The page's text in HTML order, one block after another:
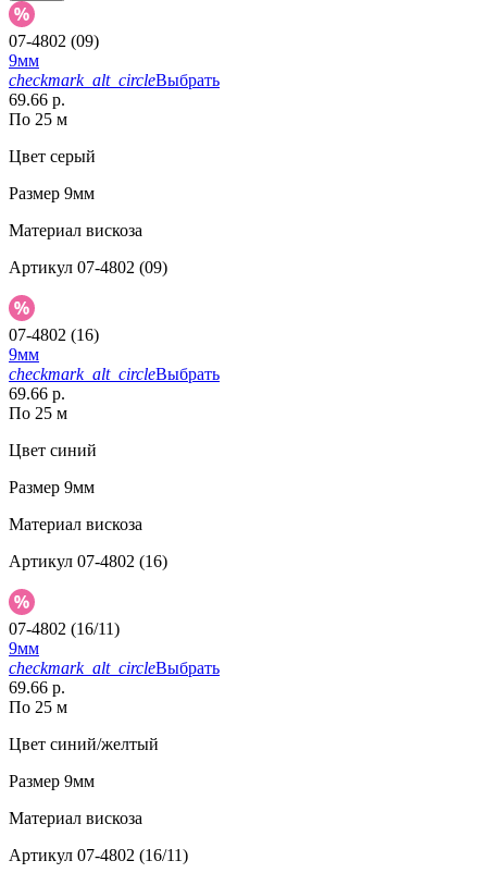
07-4802 (09)
9мм
checkmark_alt_circleВыбрать
69.66 р.
По 25 м
Цвет серый
Размер 9мм
Материал вискоза
Артикул 07-4802 (09)
07-4802 (16)
9мм
checkmark_alt_circleВыбрать
69.66 р.
По 25 м
Цвет синий
Размер 9мм
Материал вискоза
Артикул 07-4802 (16)
07-4802 (16/11)
9мм
checkmark_alt_circleВыбрать
69.66 р.
По 25 м
Цвет синий/желтый
Размер 9мм
Материал вискоза
Артикул 07-4802 (16/11)